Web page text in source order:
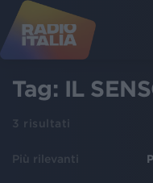
Tag: IL
3 risultati
Più rilevanti